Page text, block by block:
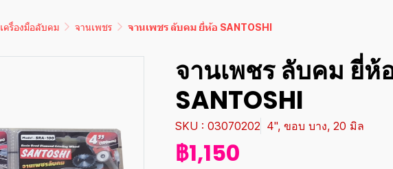
เครื่องมือลับคม จานเพชร จานเพชร ลับคม ยี่ห้อ SANTOSHI
จานเพชร ลับคม ยี่ห้
SANTOSHI
SKU : 03070202 4", ขอบ บาง, 20 มิล
฿1,150